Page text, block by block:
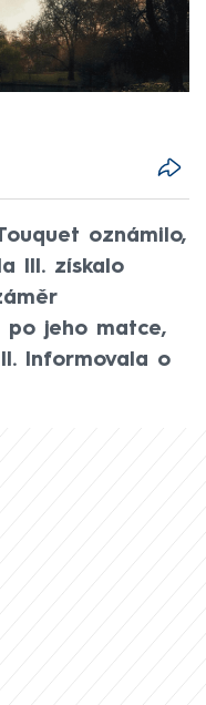
oznámilo,
III. získalo
po jeho matce,
Informovala o